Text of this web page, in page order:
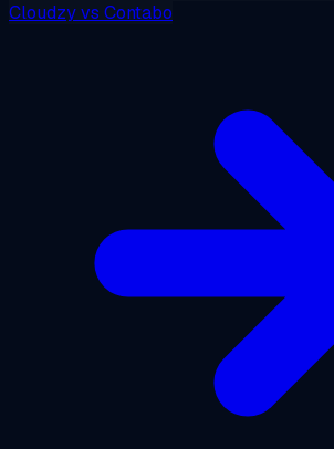
Cloudzyvs Contabo